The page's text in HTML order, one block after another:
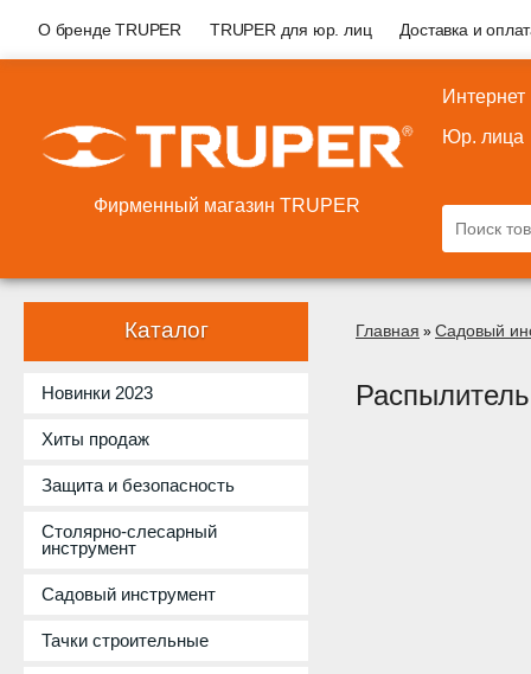
О бренде TRUPER TRUPER для юр. лиц Доставка и
Фирменный магазин TRUPER
Интернет
Юр. лица
Каталог
Новинки 2023
Хиты продаж
Защита и безопасность
Столярно-слесарный
инструмент
Садовый инструмент
Тачки строительные
Главная » Садовый